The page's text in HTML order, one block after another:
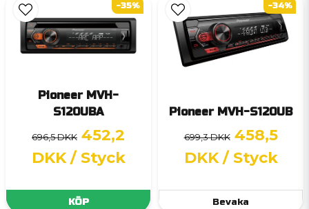
Pioneer MVH-
S120UBA
696,5 DKK 452,2
DKK / Styck
KÖP
-35%
Pioneer MVH-S120UB
699,3 DKK 458,5
DKK / Styck
Bevaka
-34%